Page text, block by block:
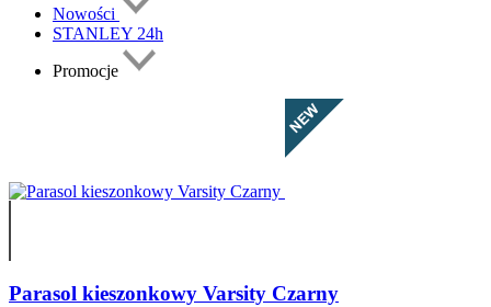
Nowości
STANLEY 24h
Promocje
Parasol kieszonkowy Varsity Czarny